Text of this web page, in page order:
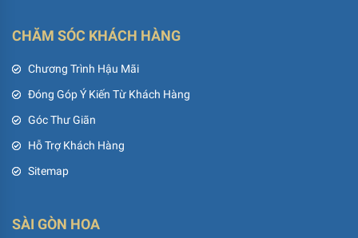
CHĂM SÓC KHÁCH HÀNG
Chương Trình Hậu Mãi
Đóng Góp Ý Kiến Từ Khách Hàng
Góc Thư Giãn
Hỗ Trợ Khách Hàng
Sitemap
SÀI GÒN HOA